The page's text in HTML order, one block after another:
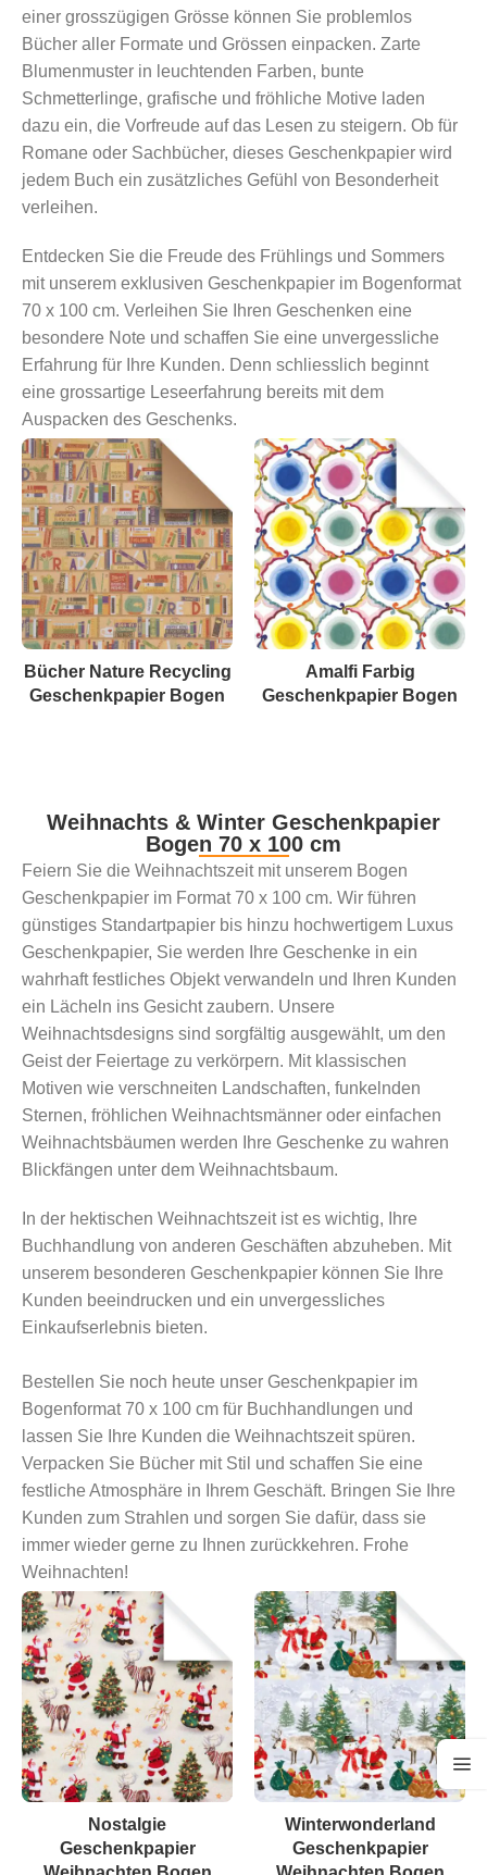
einer grosszügigen Grösse können Sie problemlos
Bücher aller Formate und Grössen einpacken. Zarte
Blumenmuster in leuchtenden Farben, bunte
Schmetterlinge, grafische und fröhliche Motive laden
dazu ein, die Vorfreude auf das Lesen zu steigern. Ob für
Romane oder Sachbücher, dieses Geschenkpapier wird
jedem Buch ein zusätzliches Gefühl von Besonderheit
verleihen.
Entdecken Sie die Freude des Frühlings und Sommers
mit unserem exklusiven Geschenkpapier im Bogenformat
70 x 100 cm. Verleihen Sie Ihren Geschenken eine
besondere Note und schaffen Sie eine unvergessliche
Erfahrung für Ihre Kunden. Denn schliesslich beginnt
eine grossartige Leseerfahrung bereits mit dem
Auspacken des Geschenks.
Bücher Nature Recycling
Geschenkpapier Bogen
Amalfi Farbig
Geschenkpapier Bogen
Weihnachts & Winter Geschenkpapier
Bogen 70 x 100 cm
Feiern Sie die Weihnachtszeit mit unserem Bogen
Geschenkpapier im Format 70 x 100 cm. Wir führen
günstiges Standartpapier bis hinzu hochwertigem Luxus
Geschenkpapier, Sie werden Ihre Geschenke in ein
wahrhaft festliches Objekt verwandeln und Ihren Kunden
ein Lächeln ins Gesicht zaubern. Unsere
Weihnachtsdesigns sind sorgfältig ausgewählt, um den
Geist der Feiertage zu verkörpern. Mit klassischen
Motiven wie verschneiten Landschaften, funkelnden
Sternen, fröhlichen Weihnachtsmänner oder einfachen
Weihnachtsbäumen werden Ihre Geschenke zu wahren
Blickfängen unter dem Weihnachtsbaum.
In der hektischen Weihnachtszeit ist es wichtig, Ihre
Buchhandlung von anderen Geschäften abzuheben. Mit
unserem besonderen Geschenkpapier können Sie Ihre
Kunden beeindrucken und ein unvergessliches
Einkaufserlebnis bieten.
Bestellen Sie noch heute unser Geschenkpapier im
Bogenformat 70 x 100 cm für Buchhandlungen und
lassen Sie Ihre Kunden die Weihnachtszeit spüren.
Verpacken Sie Bücher mit Stil und schaffen Sie eine
festliche Atmosphäre in Ihrem Geschäft. Bringen Sie Ihre
Kunden zum Strahlen und sorgen Sie dafür, dass sie
immer wieder gerne zu Ihnen zurückkehren. Frohe
Weihnachten!
Nostalgie
Geschenkpapier
Winterwonderland
Geschenkpapier